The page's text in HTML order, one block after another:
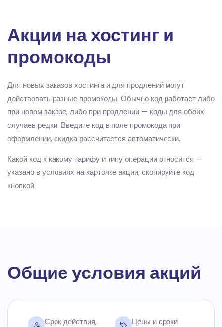
Акции на хостинг и
промокоды
Для новых заказов хостинга и для продлений могут
действовать разные промокоды. Обычно код работает либо
при новом заказе, либо при продлении — коды для обоих
случаев редки. Введите код в поле промокода при
оформлении, скидка рассчитается автоматически.
Какой код к какому тарифу и типу операции относится —
указано в условиях на карточке акции; скопируйте код
кнопкой.
Общие условия акций
Срок действия,
Цены и сроки